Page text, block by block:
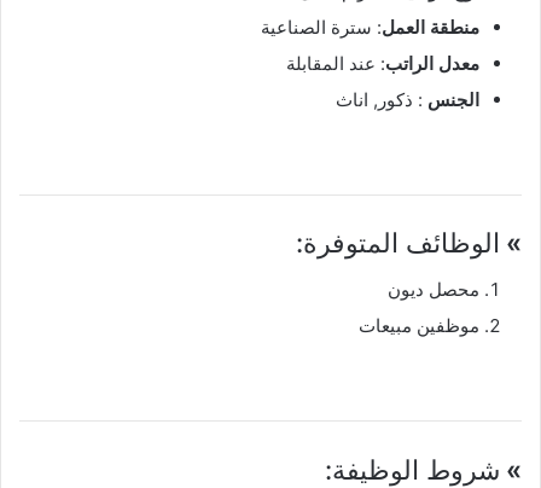
منطقة العمل: سترة الصناعية
معدل الراتب: عند المقابلة
الجنس : ذكور, اناث
» الوظائف المتوفرة:
محصل ديون
موظفين مبيعات
» شروط الوظيفة: